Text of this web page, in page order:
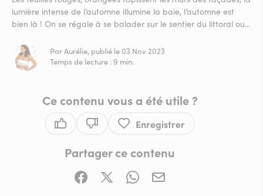
lumière intense de l’automne illumine la baie, l’automne est
bien là ! On se régale à se balader sur le sentier du littoral ou
observer cette ambiance automnale avec quelques haltes
culturelles que nous propose...
Par Aurélie, publié le 03 Nov 2023
Temps de lecture : 9 min.
Ce contenu vous a été utile ?
Enregistrer
Partager ce contenu
Partager sur Facebook (nouvelle fenêtre)
Partager sur X / Twitter (nouvelle
Partager sur WhatsApp
Partager par mail